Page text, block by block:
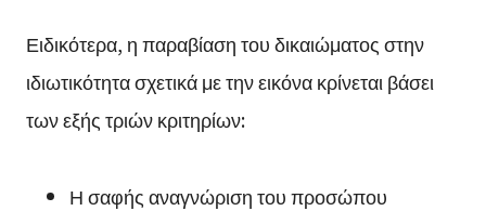
Ειδικότερα, η παραβίαση του δικαιώματος στην
ιδιωτικότητα σχετικά με την εικόνα κρίνεται βάσει
των εξής τριών κριτηρίων:
Η σαφής αναγνώριση του προσώπου